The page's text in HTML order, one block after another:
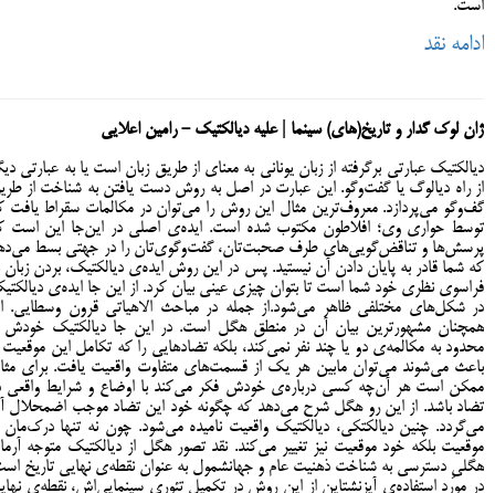
است.
ادامه نقد
ژان لوک گدار و تاریخ‌(های) سینما | علیه دیالکتیک - رامین اعلایی
دیالکتیک عبارتی برگرفته از زبان یونانی به معنای از طریق زبان است یا به عبارتی
از راه دیالوگ یا گفت‌وگو. این عبارت در اصل به روش دست یافتن به شناخت از
گف‌وگو می‌پردازد. معروف‌ترین مثال این روش را می‌توان در مکالمات سقراط یافت
توسط حواری وی؛ افلاطون مکتوب شده است. ایده‌ی اصلی در این‌جا این است
پرسش‌ها و تناقض‌گویی‌های طرف صحبت‌تان، گفت‌وگوی‌تان را در جهتی بسط
که شما قادر به پایان دادن آن نیستید. پس در این روش ایده‌ی دیالکتیک، بردن زبان
فراسوی نظری خود شما است تا بتوان چیزی عینی بیان کرد. از این جا ایده‌ی
در شکل‌های مختلفی ظاهر می‌شود.از جمله در مباحث الاهیاتی قرون وسطایی.
همچنان مشهورترین بیان آن در منطق هگل است. در این جا دیالکتیک خودش
محدود به مکالمه‌ی دو یا چند نفر نمی‌کند، بلکه تضادهایی را که تکامل این موقعیت
باعث می‌شوند می‌توان مابین هر یک از قسمت‌های متفاوت واقعیت یافت. برای
ممکن است هر آن‌چه کسی درباره‌ی خودش فکر می‌کند با اوضاع و شرایط واقعی
تضاد باشد. از این رو هگل شرح می‌دهد که چگونه خود این تضاد موجب اضمحلال
می‌گردد. چنین دیالکتکی، دیالکتیک واقعیت نامیده می‌شود. چون نه تنها درک‌مان
موقعیت بلکه خود موقعیت نیز تغییر می‌کند. نقد تصور هگل از دیالکتیک متوجه
هگلیِ دسترسی به شناخت ذهنیت عام و جهانشمول به عنوان نقطه‌ی نهایی تاریخ
در مورد استفاده‌ی آیزنشتاین از این روش در تکمیل تئوری سینمایی‌اش، نقطه‌ی